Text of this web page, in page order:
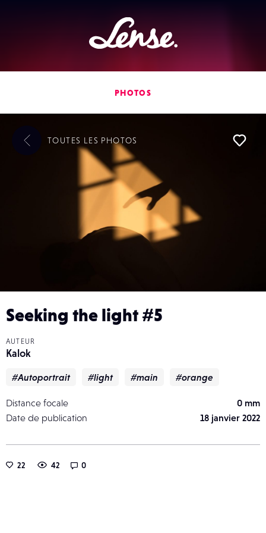
Lense
PHOTOS
Seeking the light #5
AUTEUR
Kalok
#Autoportrait #light #main #orange
Distance focale
0 mm
Date de publication
18 janvier 2022
22 42 0
TOUTES LES PHOTOS